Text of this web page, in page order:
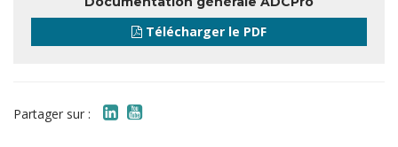
Télécharger le PDF
Partager sur :